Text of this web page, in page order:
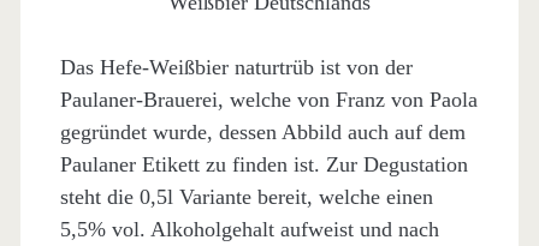
Das Hefe-Weißbier naturtrüb ist von der
Paulaner-Brauerei, welche von Franz von Paola
gegründet wurde, dessen Abbild auch auf dem
Paulaner Etikett zu finden ist. Zur Degustation
steht die 0,5l Variante bereit, welche einen
5,5% vol. Alkoholgehalt aufweist und nach